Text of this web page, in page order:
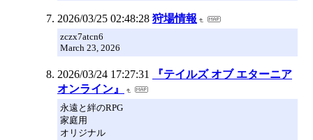
2026/03/25 02:48:28 狩場情報
zczx7atcn6
March 23, 2026
2026/03/24 17:27:31
『テイルズ オブ エターニア
オンライン』
永遠と絆のRPG
家庭用
オリジナル